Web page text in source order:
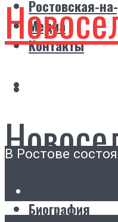
Ростовская-
Медиа
Контакты
Биография
В Ростове